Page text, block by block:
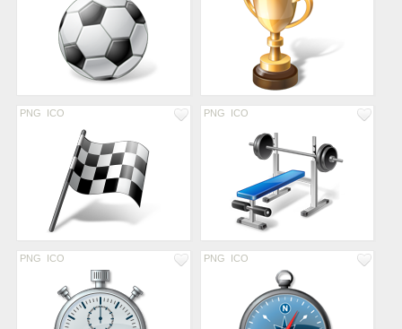
PNG ICO PNG ICO
PNG ICO PNG ICO